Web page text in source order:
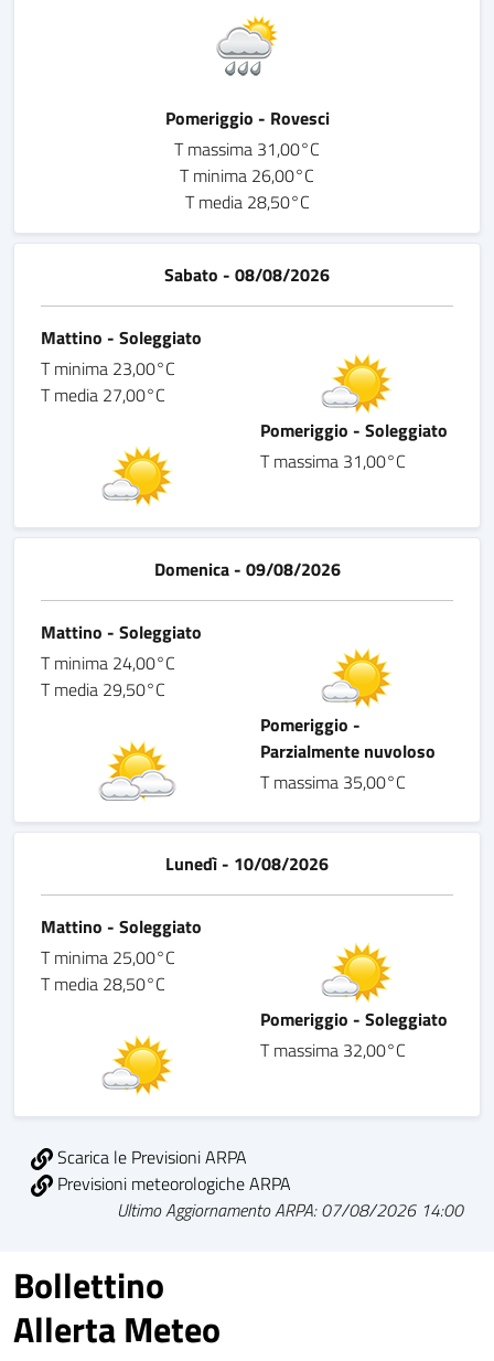
Pomeriggio - Rovesci
T massima 31,00°C
T minima 26,00°C
T media 28,50°C
Sabato - 08/08/2026
Mattino - Soleggiato
T minima 23,00°C
T media 27,00°C
Pomeriggio - Soleggiato
T massima 31,00°C
Domenica - 09/08/2026
Mattino - Soleggiato
T minima 24,00°C
T media 29,50°C
Pomeriggio -
Parzialmente nuvoloso
T massima 35,00°C
Lunedì - 10/08/2026
Mattino - Soleggiato
T minima 25,00°C
T media 28,50°C
Pomeriggio - Soleggiato
T massima 32,00°C
Scarica le Previsioni ARPA
Previsioni meteorologiche ARPA
Ultimo Aggiornamento ARPA: 07/08/2026 14:00
Bollettino
Allerta Meteo